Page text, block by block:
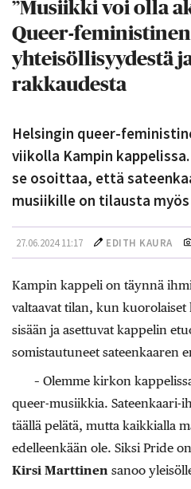
”Musiikki voi olla
Queer-
yhteisöllisyydestä
rakkaudesta
Helsingin queer-
viikolla Kampin
se osoittaa, että
musiikille on tilausta
27.06.2024 11:17 EDITH KAURA
Kampin kappeli on täynnä
valtaavat tilan, kun kuorolaiset
sisään ja asettuvat kappelin
somistautuneet sateenkaaren
– Olemme kirkon
queer-musiikkia. Sateenkaari-
täällä pelätä, mutta kaikkialla
edelleenkään ole. Siksi Pride
Kirsi Marttinen sanoo